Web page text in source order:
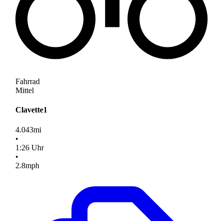
Fahrrad
Mittel
Clavette1
4.043mi
•
1 :26Uhr
•
2.8mph